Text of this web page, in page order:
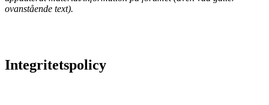
ovanstående text).
Integritetspolicy